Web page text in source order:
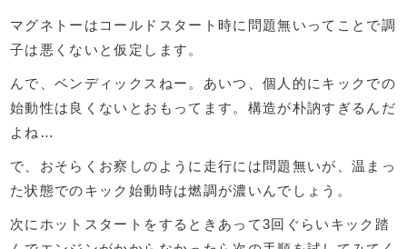
マグネトーはコールドスタート時に問題無いってことで調
子は悪くないと仮定します。
んで、ベンディックスねー。あいつ、個人的にキックでの
始動性は良くないとおもってます。構造が朴訥すぎるんだ
よね…
で、おそらくお察しのように走行には問題無いが、温まっ
た状態でのキック始動時は燃調が濃いんでしょう。
次にホットスタートをするときあって3回ぐらいキック踏